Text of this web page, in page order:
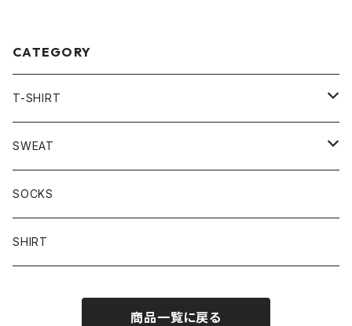
CATEGORY
T-SHIRT
LONG SLEEVE
SWEAT
HOODIE
SWEAT-SHIRT
SOCKS
SHIRT
商品一覧に戻る